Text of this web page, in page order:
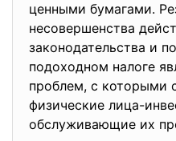
ценными бумагами.
несовершенства
законодательства и
подоходном налоге
проблем, с которыми
физические лица-
обслуживающие их